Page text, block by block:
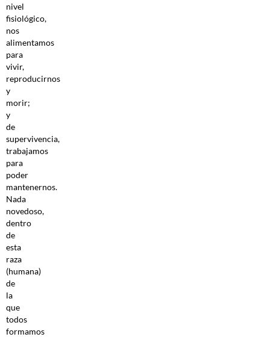
nivel
fisiológico,
nos
alimentamos
para
vivir,
reproducirnos
y
morir;
y
de
supervivencia,
trabajamos
para
poder
mantenernos.
Nada
novedoso,
dentro
de
esta
raza
(humana)
de
la
que
todos
formamos